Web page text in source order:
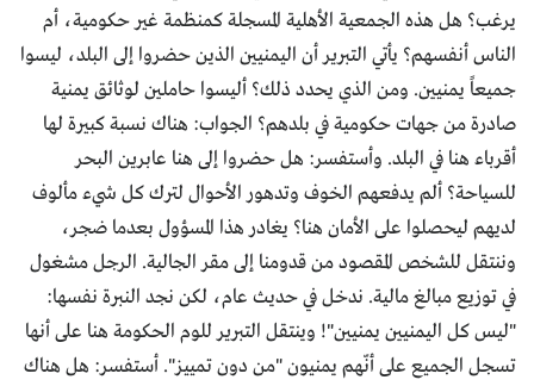
يرغب؟ هل هذه الجمعية الأهلية المسجلة كمنظمة غير حكومية، أم
الناس أنفسهم؟ يأتي التبرير أن اليمنيين الذين حضروا إلى البلد، ليسوا
جميعاً يمنيين. ومن الذي يحدد ذلك؟ أليسوا حاملين لوثائق يمنية
صادرة من جهات حكومية في بلدهم؟ الجواب: هناك نسبة كبيرة لها
أقرباء هنا في البلد. وأستفسر: هل حضروا إلى هنا عابرين البحر
للسياحة؟ ألم يدفعهم الخوف وتدهور الأحوال لترك كل شيء مألوف
لديهم ليحصلوا على الأمان هنا؟ يغادر هذا المسؤول بعدما ضجر،
وننتقل للشخص المقصود من قدومنا إلى مقر الجالية. الرجل مشغول
في توزيع مبالغ مالية. ندخل في حديث عام، لكن نجد النبرة نفسها:
"ليس كل اليمنيين يمنيين"! وينتقل التبرير للوم الحكومة هنا على أنها
تسجل الجميع على أنّهم يمنيون "من دون تمييز". أستفسر: هل هناك